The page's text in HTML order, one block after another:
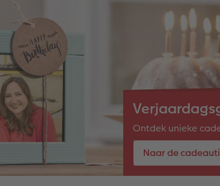
Ontdek unieke
Naar de